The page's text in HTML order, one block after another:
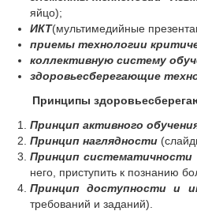
яйцо);
ИКТ(мультимедийные
приемы технологии
коллективную систему
здоровьесберегающие
Принципы
Принцип активного
Принцип наглядности
Принцип систематичности
него, приступить к познанию
Принцип доступности и
требований и заданий).